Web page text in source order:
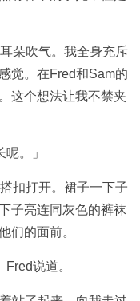
朵吹气。我全身充斥
觉。在Fred和Sam的
这个想法让我不禁夹
。」
扣打开。裙子一下子
子亮连同灰色的裤袜
们的面前。
说道。